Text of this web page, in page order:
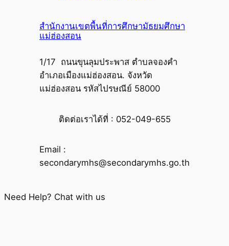
สำนักงานเขตพื้นที่การศึกษามัธยมศึกษา
แม่ฮ่องสอน
1/17 ถนนขุนลุมประพาส ตำบลจองคำ
อำเภอเมืองแม่ฮ่องสอน. จังหวัด
แม่ฮ่องสอน รหัสไปรษณีย์ 58000
ติดต่อเราได้ที่ : 052-049-655
Email :
secondarymhs@secondarymhs.go.th
Need Help? Chat with us